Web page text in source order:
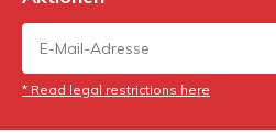
* Read legal restrictions here